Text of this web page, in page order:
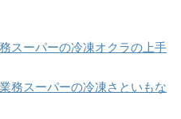
スーパーの冷凍オクラの上手
務スーパーの冷凍さといもな